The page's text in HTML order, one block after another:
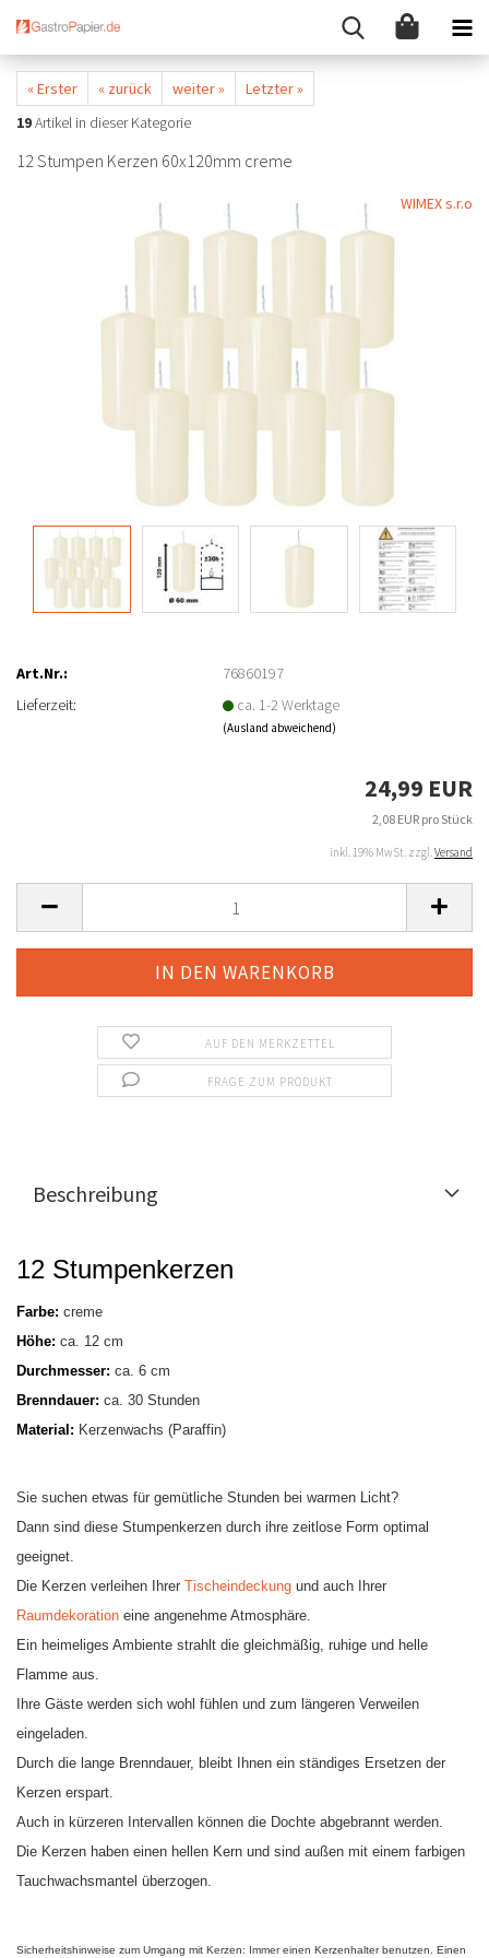
« Erster « zurück weiter »
Letzter »
19Artikel in dieser Kategorie
12 Stumpen Kerzen 60x120mm creme
WIMEX s.r.o
Art.Nr.:
76860197
Lieferzeit:
ca. 1-2 Werktage
(Ausland abweichend)
24,99 EUR
2,08 EUR pro Stück
inkl. 19% MwSt. zzgl.Versand
AUF DEN MERKZETTEL
FRAGE ZUM PRODUKT
Beschreibung
12 Stumpenkerzen
Farbe: creme
Höhe: ca. 12 cm
Durchmesser: ca. 6 cm
Brenndauer: ca. 30 Stunden
Material: Kerzenwachs (Paraffin)
Sie suchen etwas für gemütliche Stunden bei warmen Licht?
Dann sind diese Stumpenkerzen durch ihre zeitlose Form optimal
geeignet.
Die Kerzen verleihen Ihrer Tischeindeckung und auch Ihrer
Raumdekoration eine angenehme Atmosphäre.
Ein heimeliges Ambiente strahlt die gleichmäßig, ruhige und helle
Flamme aus.
Ihre Gäste werden sich wohl fühlen und zum längeren Verweilen
eingeladen.
Durch die lange Brenndauer, bleibt Ihnen ein ständiges Ersetzen der
Kerzen erspart.
Auch in kürzeren Intervallen können die Dochte abgebrannt werden.
Die Kerzen haben einen hellen Kern und sind außen mit einem farbigen
Tauchwachsmantel überzogen.
Sicherheitshinweise zum Umgang mit Kerzen: Immer einen Kerzenhalter benutzen. Einen